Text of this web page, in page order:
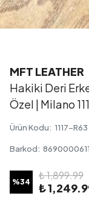
MFT LEATHER
Hakiki Deri
Özel | Milano
Ürün Kodu: 1117-R63
Barkod:
%34
₺ 1,899.99
₺